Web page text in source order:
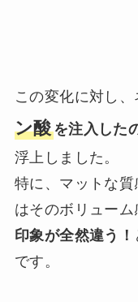
この変化に対し、
ン酸を注入した
浮上しました。
特に、マットな
はそのボリュー
印象が全然違う！
です。